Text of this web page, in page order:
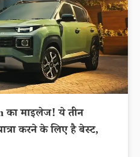
माइलेज! ये तीन
करने के लिए है बेस्ट,